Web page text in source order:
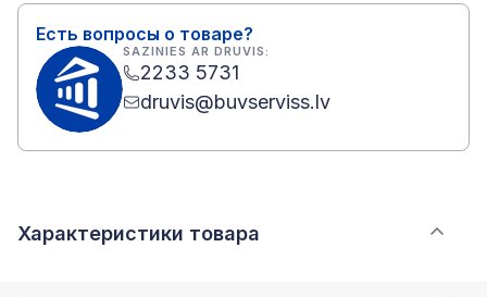
Есть вопросы о товаре?
SAZINIES AR DRUVIS:
2233 5731
druvis@buvserviss.lv
Характеристики товара